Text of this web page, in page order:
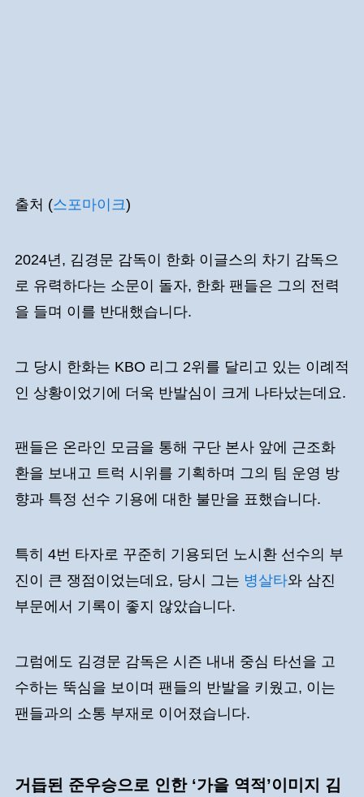
출처 (스포마이크)
2024년, 김경문 감독이 한화 이글스의 차기 감독으
로 유력하다는 소문이 돌자, 한화 팬들은 그의 전력
을 들며 이를 반대했습니다.
그 당시 한화는 KBO 리그 2위를 달리고 있는 이례적
인 상황이었기에 더욱 반발심이 크게 나타났는데요.
팬들은 온라인 모금을 통해 구단 본사 앞에 근조화
환을 보내고 트럭 시위를 기획하며 그의 팀 운영 방
향과 특정 선수 기용에 대한 불만을 표했습니다.
특히 4번 타자로 꾸준히 기용되던 노시환 선수의 부
진이 큰 쟁점이었는데요, 당시 그는 병살타와 삼진
부문에서 기록이 좋지 않았습니다.
그럼에도 김경문 감독은 시즌 내내 중심 타선을 고
수하는 뚝심을 보이며 팬들의 반발을 키웠고, 이는
팬들과의 소통 부재로 이어졌습니다.
거듭된 준우승으로 인한 ‘가을 역적’이미지 김